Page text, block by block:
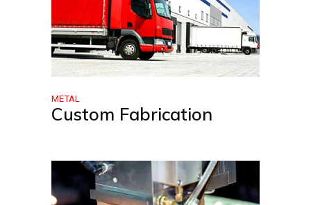
METAL
Custom Fabrication